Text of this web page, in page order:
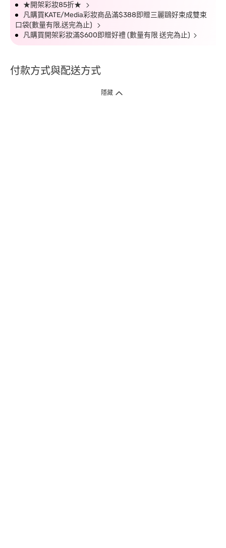
★開架彩妝85折★
凡購買KATE/Media彩妝商品滿$388即贈三麗鷗好束成雙束
口袋(數量有限,送完為止)
凡購買開架彩妝滿$600即贈好禮 (數量有限 送完為止)
付款方式與配送方式
隱藏